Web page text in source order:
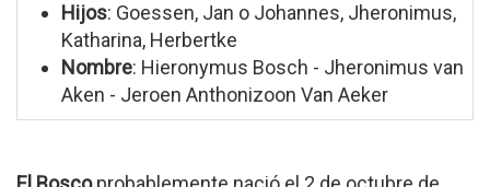
Hijos: Goessen, Jan o Johannes, Jheronimus,
Katharina, Herbertke
Nombre: Hieronymus Bosch - Jheronimus van
Aken - Jeroen Anthonizoon Van Aeker